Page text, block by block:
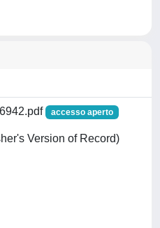
accesso aperto
Version of Record)